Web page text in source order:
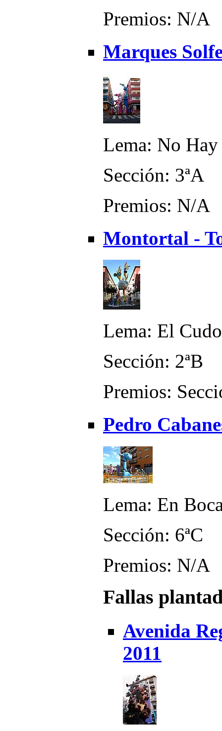
Premios: N/A
Marques
Lema: No
Sección: 3ªA
Premios: N/A
Montortal -
Lema: El
Sección: 2ªB
Premios:
Pedro
Lema: En
Sección: 6ªC
Premios: N/A
Fallas
Avenida
2011